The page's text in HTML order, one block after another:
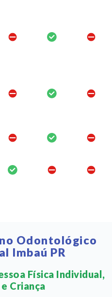
Odontológico
Imbaú PR
Física Individual,
Criança​